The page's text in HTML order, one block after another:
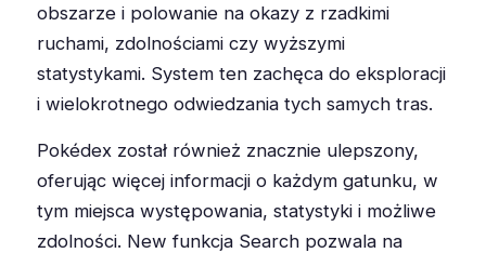
obszarze i polowanie na okazy z rzadkimi
ruchami, zdolnościami czy wyższymi
statystykami. System ten zachęca do eksploracji
i wielokrotnego odwiedzania tych samych tras.
Pokédex został również znacznie ulepszony,
oferując więcej informacji o każdym gatunku, w
tym miejsca występowania, statystyki i możliwe
zdolności. New funkcja Search pozwala na